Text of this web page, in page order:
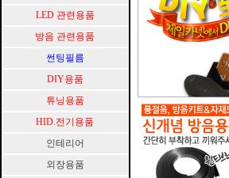
LED 관련용품
방음 관련용품
썬팅필름
DIY용품
튜닝용품
HID.전기용품
인테리어
외장용품